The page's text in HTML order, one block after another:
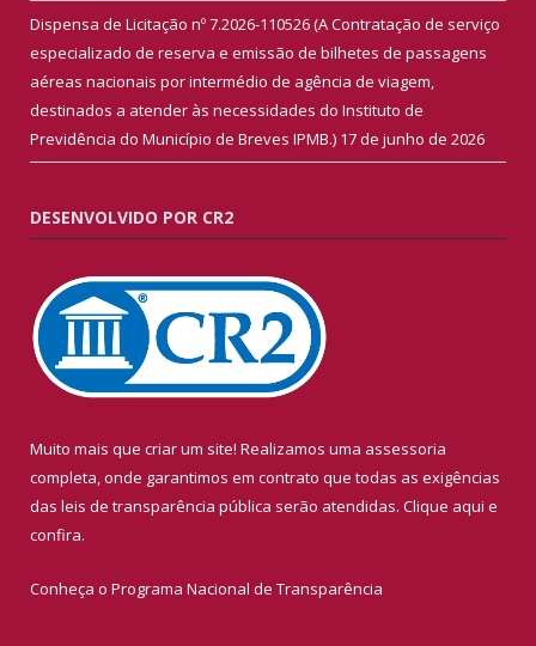
Dispensa de Licitação nº 7.2026-110526 (A Contratação de serviço
especializado de reserva e emissão de bilhetes de passagens
aéreas nacionais por intermédio de agência de viagem,
destinados a atender às necessidades do Instituto de
Previdência do Município de Breves IPMB.) 17 de junho de 2026
DESENVOLVIDO POR CR2
Muito mais que criar um site! Realizamos uma assessoria
completa, onde garantimos em contrato que todas as exigências
das leis de transparência pública serão atendidas. Clique aqui e
confira.
Conheça o Programa Nacional de Transparência